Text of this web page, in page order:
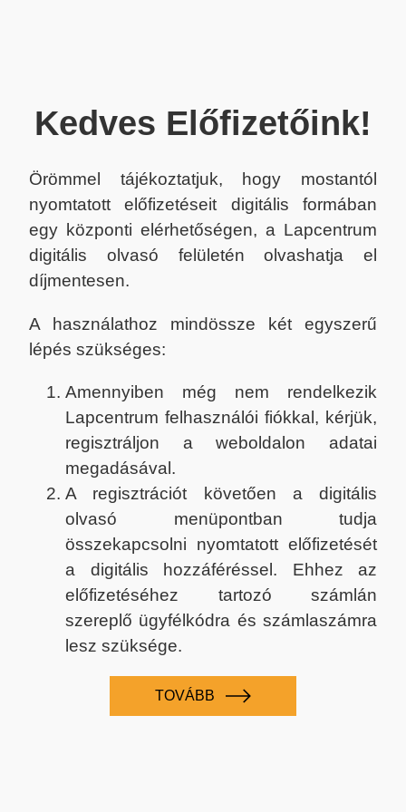
Kedves Előfizetőink!
Örömmel tájékoztatjuk, hogy mostantól
nyomtatott előfizetéseit digitális formában
egy központi elérhetőségen, a Lapcentrum
digitális olvasó felületén olvashatja el
díjmentesen.
A használathoz mindössze két egyszerű
lépés szükséges:
Amennyiben még nem rendelkezik
Lapcentrum felhasználói fiókkal, kérjük,
regisztráljon a weboldalon adatai
megadásával.
A regisztrációt követően a digitális
olvasó menüpontban tudja
összekapcsolni nyomtatott előfizetését
a digitális hozzáféréssel. Ehhez az
előfizetéséhez tartozó számlán
szereplő ügyfélkódra és számlaszámra
lesz szüksége.
TOVÁBB